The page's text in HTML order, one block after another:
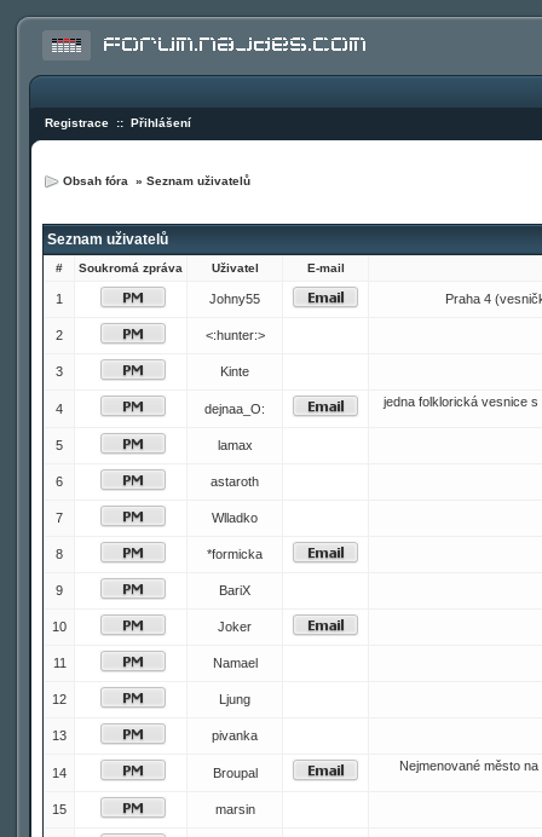
Registrace :: Přihlášení
Obsah fóra » Seznam uživatelů
Seznam uživatelů
# Soukromá zpráva Uživatel E-mail
1 Johny55 Praha 4
2 <:hunter:>
3 Kinte
4 dejnaa_O: jedna folklorická vesnice
5 lamax
6 astaroth
7 Wlladko
8 *formicka
9 BariX
10 Joker
11 Namael
12 Ljung
13 pivanka
14 Broupal Nejmenované město
15 marsin